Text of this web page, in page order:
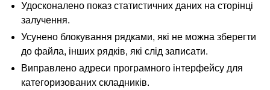
Удосконалено показ статистичних даних на сторінці
залучення.
Усунено блокування рядками, які не можна зберегти
до файла, інших рядків, які слід записати.
Виправлено адреси програмного інтерфейсу для
категоризованих складників.